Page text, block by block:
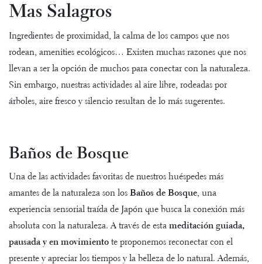
Mas Salagros
Ingredientes de proximidad, la calma de los campos que nos
rodean, amenities ecológicos… Existen muchas razones que nos
llevan a ser la opción de muchos para conectar con la naturaleza.
Sin embargo, nuestras actividades al aire libre, rodeadas por
árboles, aire fresco y silencio resultan de lo más sugerentes.
Baños de Bosque
Una de las actividades favoritas de nuestros huéspedes más
amantes de la naturaleza son los Baños de Bosque, una
experiencia sensorial traída de Japón que busca la conexión más
absoluta con la naturaleza. A través de esta meditación guiada,
pausada y en movimiento te proponemos reconectar con el
presente y apreciar los tiempos y la belleza de lo natural. Además,